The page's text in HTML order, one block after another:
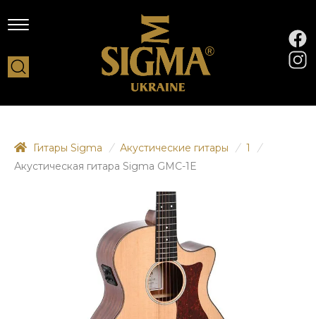
Гитары Sigma / Акустические гитары / 1
/
Акустическая гитара Sigma GMC-1E